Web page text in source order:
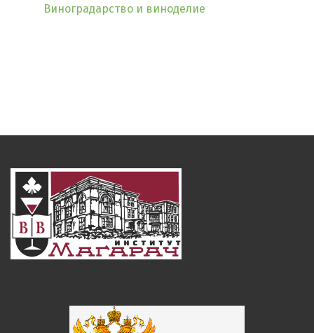
Виноградарство и виноделие